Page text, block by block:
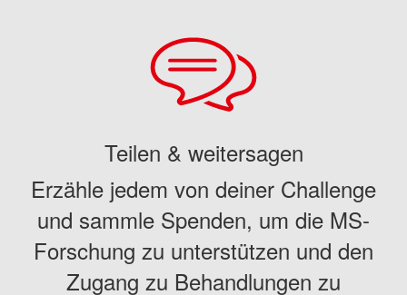
Teilen & weitersagen
Erzähle jedem von deiner Challenge
und sammle Spenden, um die MS-
Forschung zu unterstützen und den
Zugang zu Behandlungen zu